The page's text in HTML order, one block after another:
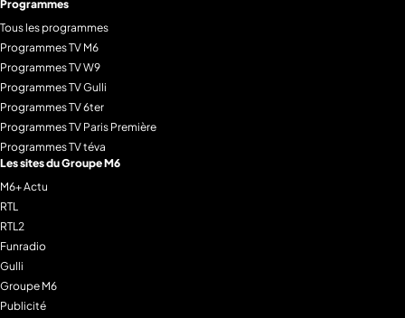
Programmes
Tous les programmes
Programmes TV M6
Programmes TV W9
Programmes TV Gulli
Programmes TV 6ter
Programmes TV Paris Première
Programmes TV téva
Les sites du Groupe M6
M6+ Actu
RTL
RTL2
Funradio
Gulli
Groupe M6
Publicité